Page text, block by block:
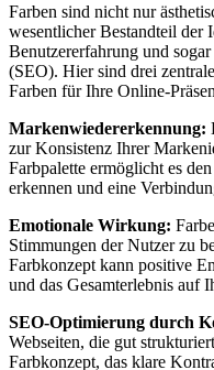
Farben sind nicht nur
wesentlicher Bestandteil der
Benutzererfahrung und
(SEO). Hier sind drei
Farben für Ihre Online-
Markenwiedererkennung:
zur Konsistenz Ihrer
Farbpalette ermöglicht es
erkennen und eine
Emotionale Wirkung:
Stimmungen der Nutzer zu
Farbkonzept kann positive
und das Gesamterlebnis auf
SEO-Optimierung durch
Webseiten, die gut
Farbkonzept, das klare